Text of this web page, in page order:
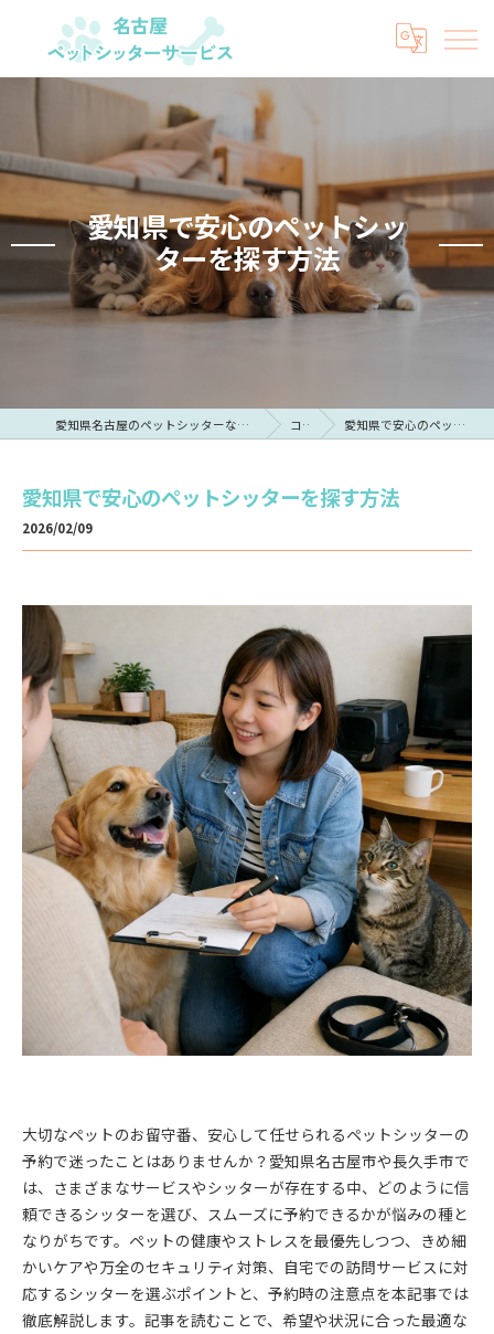
愛知県で安心のペットシッ
ターを探す方法
愛知県名古屋のペットシッターなら名古屋ペットシッターサービス コラム 愛知県で安心のペットシッターを探す方法
愛知県で安心のペットシッターを探す方法
2026/02/09
大切なペットのお留守番、安心して任せられるペットシッターの
予約で迷ったことはありませんか？愛知県名古屋市や長久手市で
は、さまざまなサービスやシッターが存在する中、どのように信
頼できるシッターを選び、スムーズに予約できるかが悩みの種と
なりがちです。ペットの健康やストレスを最優先しつつ、きめ細
かいケアや万全のセキュリティ対策、自宅での訪問サービスに対
応するシッターを選ぶポイントと、予約時の注意点を本記事では
徹底解説します。記事を読むことで、希望や状況に合った最適な